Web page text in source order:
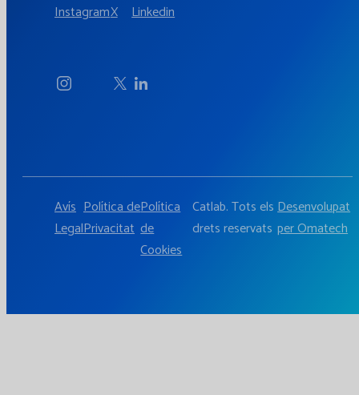
InstagramX Linkedin
Avís
Legal
Política de
Privacitat
Política
de
Cookies
Catlab. Tots els
drets reservats
Desenvolupat
per Omatech